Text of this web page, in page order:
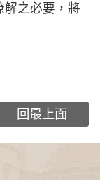
解之必要，將
回最上面